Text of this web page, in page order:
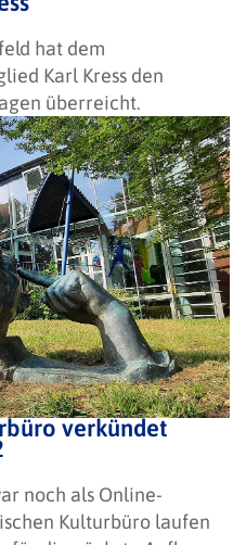
hat dem
Karl Kress den
überreicht.
verkündet
noch als Online-
Kulturbüro laufen